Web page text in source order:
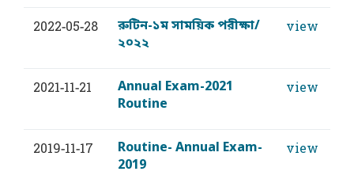
2022-05-28
রুটিন-১ম সাময়িক পরীক্ষা/
২০২২
view
2021-11-21
Annual Exam-2021
Routine
view
2019-11-17
Routine- Annual Exam-
2019
view